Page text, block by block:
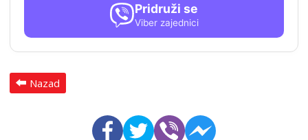
Pridruži se
Viber zajednici
Nazad